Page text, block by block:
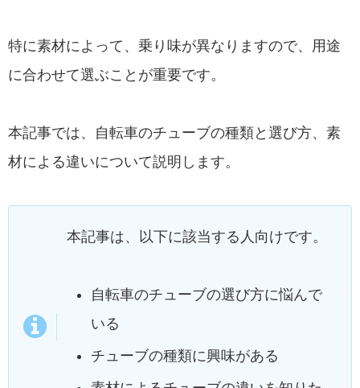
特に素材によって、乗り味が異なりますので、用途
に合わせて選ぶことが重要です。
本記事では、自転車のチューブの種類と選び方、素
材による違いについて説明します。
本記事は、以下に該当する人向けです。
自転車のチューブの選び方に悩んで
いる
チューブの種類に興味がある